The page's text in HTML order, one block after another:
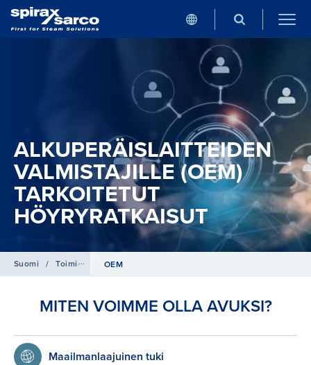
ALKUPERÄISLAITTEIDEN
VALMISTAJILLE (OEM)
TARKOITETUT
HÖYRYRATKAISUT
Suomi / Toimialat OEM
MITEN VOIMME OLLA AVUKSI?
Maailmanlaajuinen tuki